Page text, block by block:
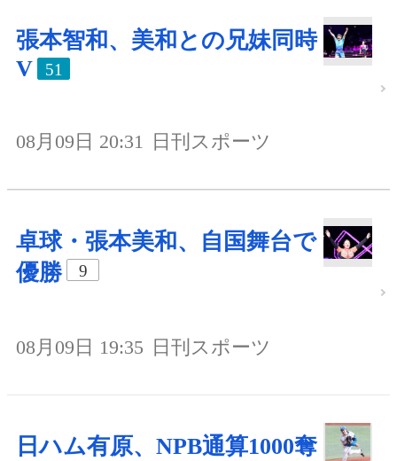
張本智和、美和との兄妹同時
V
51
08月09日 20:31 日刊スポーツ
卓球・張本美和、自国舞台で
優勝
9
08月09日 19:35 日刊スポーツ
日ハム有原、NPB通算1000奪